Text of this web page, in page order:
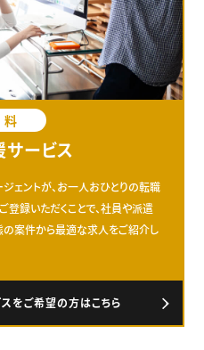
ービス
ェントが、お一人おひとりの転職
登録いただくことで、社員や派遣
の案件から最適な求人をご紹介し
をご希望の方はこちら